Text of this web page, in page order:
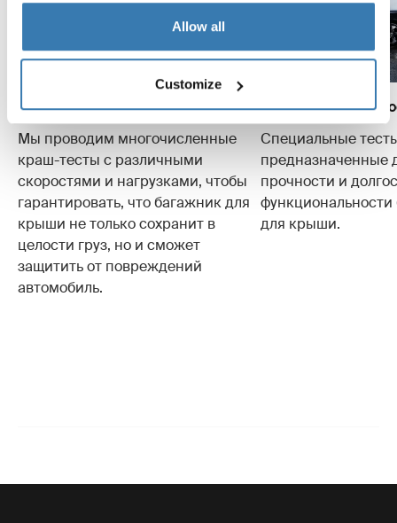
Allow all
Customize
Краш-тесты
Мы проводим многочисленные
краш-тесты с различными
скоростями и нагрузками, чтобы
гарантировать, что багажник для
крыши не только сохранит в
целости груз, но и сможет
защитить от повреждений
автомобиль.
Испытания на
Специальные
предназначенные
прочности и
для крыши.